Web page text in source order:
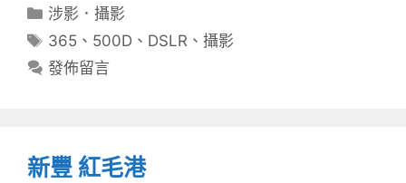
分
類
涉影．攝影
標
籤
365 、 500D 、 DSLR 、攝影
發佈留言
新豐 紅毛港